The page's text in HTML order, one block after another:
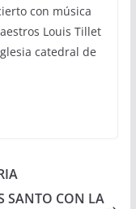
con música
Louis Tillet
catedral de
SANTO CON LA